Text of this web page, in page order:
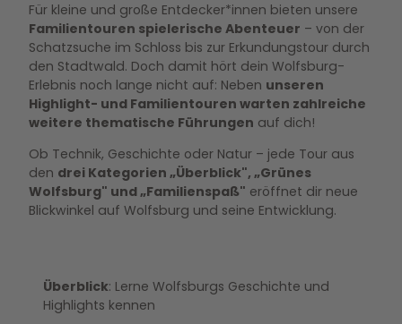
Für kleine und große Entdecker*innen bieten unsere
Familientouren spielerische Abenteuer – von der
Schatzsuche im Schloss bis zur Erkundungstour durch
den Stadtwald. Doch damit hört dein Wolfsburg-
Erlebnis noch lange nicht auf: Neben unseren
Highlight- und Familientouren warten zahlreiche
weitere thematische Führungen auf dich!
Ob Technik, Geschichte oder Natur – jede Tour aus
den drei Kategorien „Überblick", „Grünes
Wolfsburg" und „Familienspaß" eröffnet dir neue
Blickwinkel auf Wolfsburg und seine Entwicklung.
Überblick: Lerne Wolfsburgs Geschichte und
Highlights kennen